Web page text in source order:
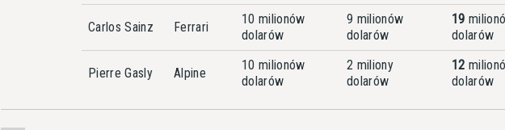
Carlos Sainz Ferrari
10 milionów
dolarów
9 milionów
dolarów
19
dolarów
Pierre Gasly Alpine
10 milionów
dolarów
2 miliony
dolarów
12
dolarów